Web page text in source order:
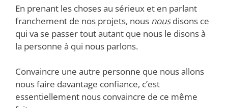
En prenant les choses au sérieux et en parlant
franchement de nos projets, nous nousdisons ce
qui va se passer tout autant que nous le disons à
la personne à qui nous parlons.
Convaincre une autre personne que nous allons
nous faire davantage confiance, c’est
essentiellement nous convaincre de ce même